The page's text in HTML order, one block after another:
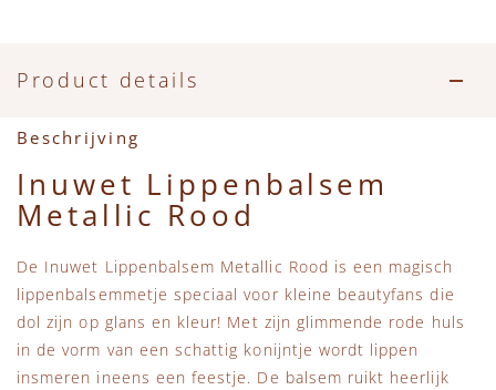
Zwemkleding
Feestkleding
Beren, Speendoekjes en Knuffeldoekjes
Tassen
Verzorgingsproducten
Mini Rodini
+1 in the family
New Balance
Play Up
Sproet & Sprout
Product details
Beschrijving
Inuwet Lippenbalsem
Metallic Rood
De Inuwet Lippenbalsem Metallic Rood is een magisch
lippenbalsemmetje speciaal voor kleine beautyfans die
dol zijn op glans en kleur! Met zijn glimmende rode huls
in de vorm van een schattig konijntje wordt lippen
insmeren ineens een feestje. De balsem ruikt heerlijk